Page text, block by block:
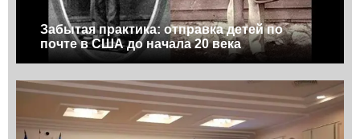
Забытая практика: отправка детей по
почте в США до начала 20 века